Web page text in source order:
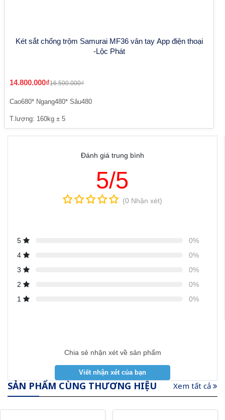
Két sắt chống trộm Samurai MF36 vân tay App điện thoại
-Lộc Phát
14.800.000₫16.500.000₫
Cao680* Ngang480* Sâu480
T.lượng: 160kg ± 5
Đánh giá trung bình
5/5
(0 Nhận xét)
5
0%
4
0%
3
0%
2
0%
1
0%
Chia sẻ nhận xét về sản phẩm
SẢN PHẨM CÙNG THƯƠNG HIỆU Xem tất cả